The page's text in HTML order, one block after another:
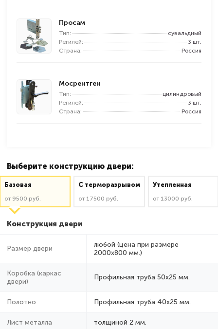
Просам
Тип:
сувальдный
Регилей:
3 шт.
Страна:
Россия
Мосрентген
Тип:
цилиндровый
Регилей:
3 шт.
Страна:
Россия
Выберите конструкцию двери:
Базовая
от 9500 руб.
C терморазрывом
от 17500 руб.
Утепленная
от 13000 руб.
Конструкция двери
Размер двери
любой (цена при размере
2000x800 мм.)
Коробка (каркас
двери)
Профильная труба 50х25 мм.
Полотно Профильная труба 40х25 мм.
Лист металла толщиной 2 мм.